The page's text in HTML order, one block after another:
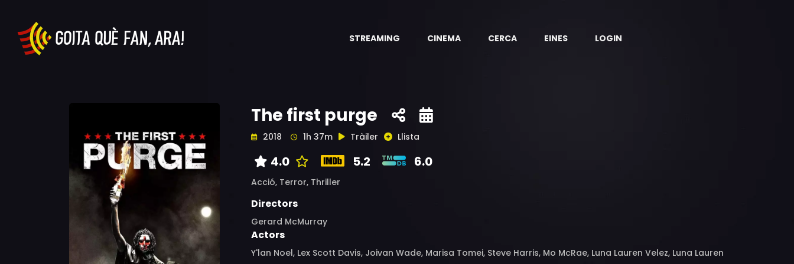
STREAMING CINEMA CERCA EINES LOGIN
The first purge
2018 1h 37m Tràiler Llista
4.0 5.2 6.0
Acció, Terror, Thriller
Directors
Gerard McMurray
Actors
Y'lan Noel, Lex Scott Davis, Joivan Wade, Marisa Tomei, Steve Harris, Mo McRae, Luna Lauren Velez, Luna Lauren